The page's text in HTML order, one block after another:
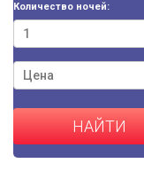
Количество ночей:
НАЙТИ